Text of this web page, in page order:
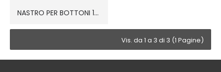
NASTRO PER BOTTONI 100% cot
Vis. da 1 a 3 di 3 (1 Pagine)